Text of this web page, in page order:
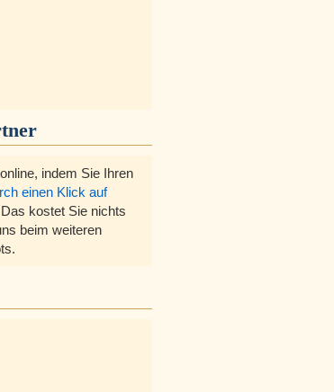
indem Sie Ihren
einen Klick auf
kostet Sie nichts
beim weiteren